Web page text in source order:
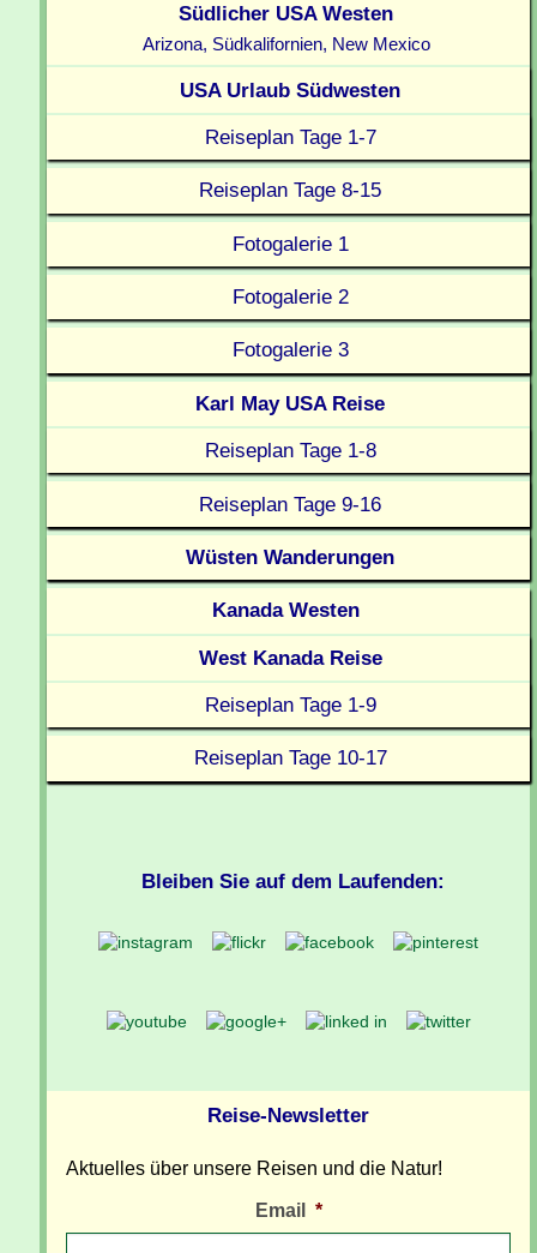
Südlicher USA Westen
Arizona, Südkalifornien, New Mexico
USA Urlaub Südwesten
Reiseplan Tage 1-7
Reiseplan Tage 8-15
Fotogalerie 1
Fotogalerie 2
Fotogalerie 3
Karl May USA Reise
Reiseplan Tage 1-8
Reiseplan Tage 9-16
Wüsten Wanderungen
Kanada Westen
West Kanada Reise
Reiseplan Tage 1-9
Reiseplan Tage 10-17
Bleiben Sie auf dem Laufenden:
Reise-Newsletter
Aktuelles über unsere Reisen und die Natur!
Email *